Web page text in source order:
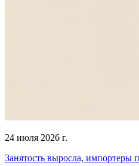
24 июля 2026 г.
Занятость выросла, импортеры